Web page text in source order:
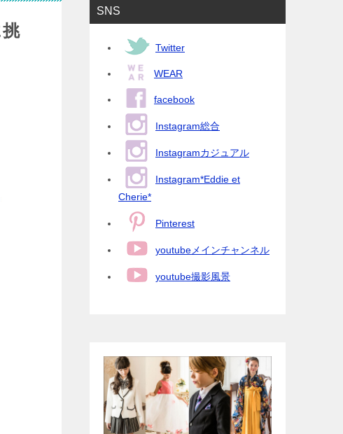
SNS
Twitter
WEAR
facebook
Instagram総合
Instagramカジュアル
Instagram*Eddie et
Cherie*
Pinterest
youtubeメインチャンネル
youtube撮影風景